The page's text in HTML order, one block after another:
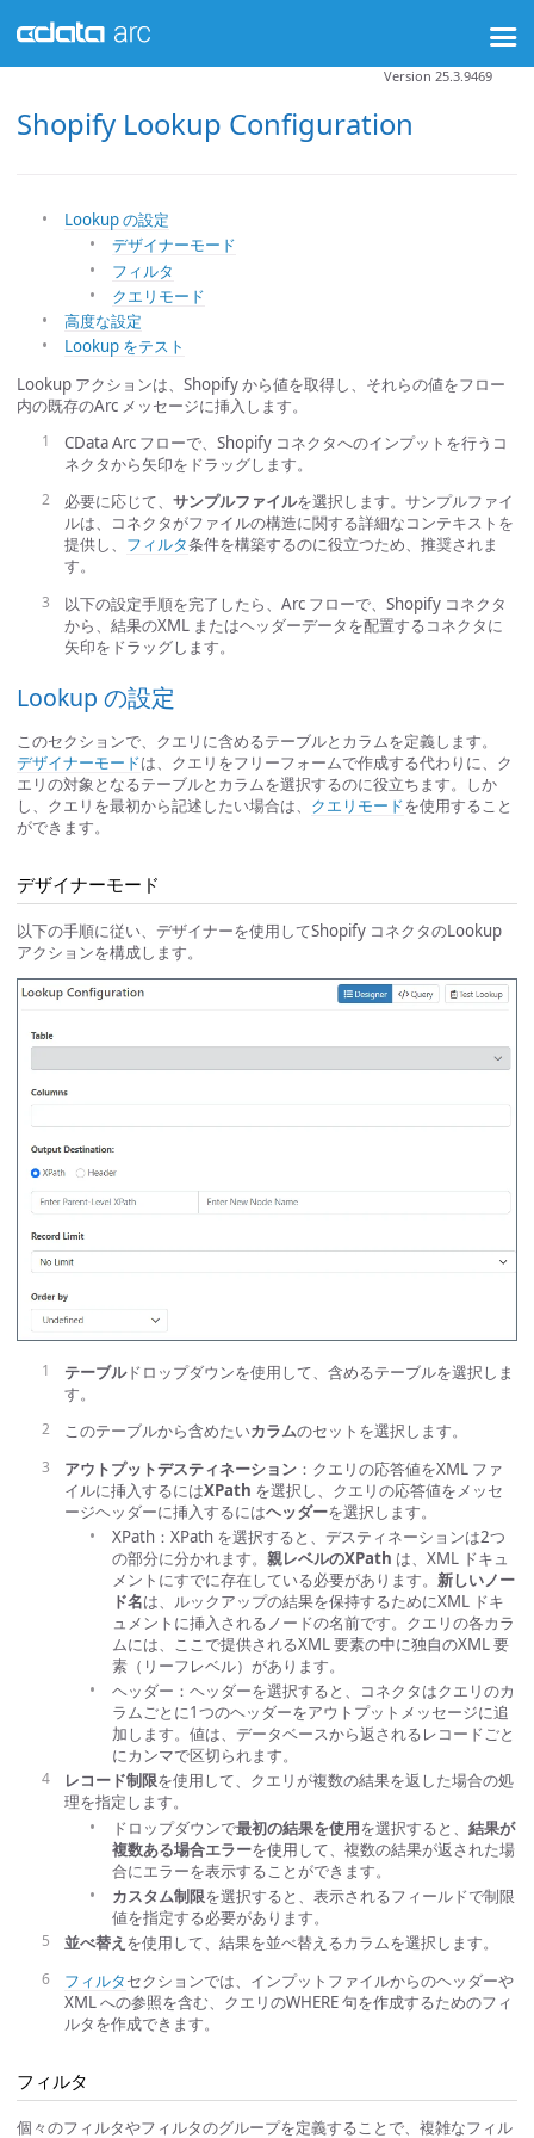
Shopify Lookup Configuration
Version 25.3.9469
Lookup の設定
デザイナーモード
フィルタ
クエリモード
高度な設定
Lookup をテスト
Lookup アクションは、Shopify から値を取得し、それらの値をフロー
内の既存のArc メッセージに挿入します。
CData Arc フローで、Shopify コネクタへのインプットを行うコ
ネクタから矢印をドラッグします。
必要に応じて、 サンプルファイルを選択します。サンプルファイ
ルは、コネクタがファイルの構造に関する詳細なコンテキストを
提供し、 フィルタ条件を構築するのに役立つため、推奨されま
す。
以下の設定手順を完了したら、Arc フローで、Shopify コネクタ
から、結果のXML またはヘッダーデータを配置するコネクタに
矢印をドラッグします。
Lookup の設定
このセクションで、クエリに含めるテーブルとカラムを定義します。
デザイナーモードは、クエリをフリーフォームで作成する代わりに、ク
エリの対象となるテーブルとカラムを選択するのに役立ちます。しか
し、クエリを最初から記述したい場合は、 クエリモードを使用すること
ができます。
デザイナーモード
以下の手順に従い、デザイナーを使用してShopify コネクタのLookup
アクションを構成します。
テーブルドロップダウンを使用して、含めるテーブルを選択しま
す。
このテーブルから含めたいカラムのセットを選択します。
アウトプットデスティネーション ：クエリの応答値をXML ファ
イルに挿入するにはXPath を選択し、クエリの応答値をメッセ
ージヘッダーに挿入するにはヘッダーを選択します。
XPath：XPath を選択すると、デスティネーションは2つ
の部分に分かれます。 親レベルのXPath は、XML ドキュ
メントにすでに存在している必要があります。 新しいノー
ド名は、ルックアップの結果を保持するためにXML ドキ
ュメントに挿入されるノードの名前です。クエリの各カラ
ムには、ここで提供されるXML 要素の中に独自のXML 要
素（リーフレベル）があります。
ヘッダー：ヘッダーを選択すると、コネクタはクエリのカ
ラムごとに1つのヘッダーをアウトプットメッセージに追
加します。値は、データベースから返されるレコードごと
にカンマで区切られます。
レコード制限を使用して、クエリが複数の結果を返した場合の処
理を指定します。
ドロップダウンで最初の結果を使用を選択すると、 結果が
複数ある場合エラーを使用して、複数の結果が返された場
合にエラーを表示することができます。
カスタム制限を選択すると、表示されるフィールドで制限
値を指定する必要があります。
並べ替え を使用して、結果を並べ替えるカラムを選択します。
フィルタセクションでは、インプットファイルからのヘッダーや
XML への参照を含む、クエリのWHERE 句を作成するためのフィ
ルタを作成できます。
フィルタ
個々のフィルタやフィルタのグループを定義することで、複雑なフィル